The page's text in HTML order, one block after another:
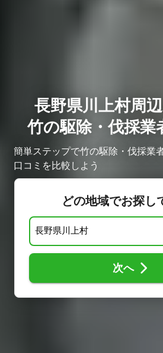
長野県川上村周
竹の駆除・伐採業
簡単ステップで竹の駆除・伐採業
口コミを比較しよう
どの地域でお探し
次へ